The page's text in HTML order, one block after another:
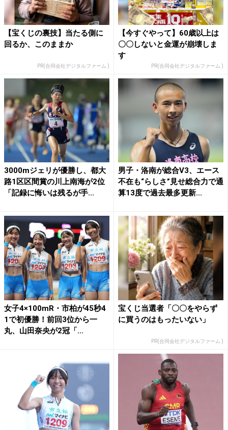
【宝くじの裏技】当たる側に
回るか、このままか
PR(合同会社デジタルファーム )
【今すぐやって】60歳以上は
〇〇しないと金運が崩壊しま
す
PR(合同会社デジタルファーム )
3000mジェリが優勝し、都大
路1区区間賞の川上南海が2位
「記録に悔いは残るが手...
男子・洛南が総合V3、エース
不在も“らしさ”見せ総合力で通
算13度で過去最多更新...
女子4×100mR・市柏が45秒4
1で初優勝！前回3位から一
丸、山田奈央が2冠「...
宝くじ当選者「〇〇をやらず
に買うのはもったいない」
PR(合同会社デジタルファーム )